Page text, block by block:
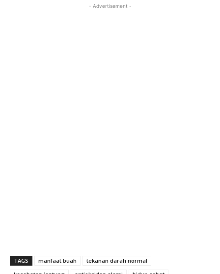
- Advertisement -
TAGS manfaat buah
tekanan darah normal